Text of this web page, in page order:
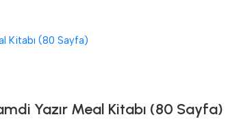
Yazır Meal Kitabı (80 Sayfa)